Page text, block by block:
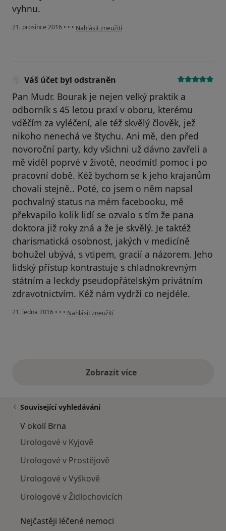
vyhnu.
21. prosince 2016 • • • podle názoru uživatele Pacient
Nahlásit zneužití
Váš účet byl odstraněn
Pan Mudr. Bourak je nejen velký praktik a
odborník s 45 letou praxí v oboru, kterému
vděčím za vyléčení, ale též skvělý člověk, jež
nikoho nenechá ve štychu. Ani mě, den před
novoroční party, kdy všichni už dávno zavřeli a
mě viděl poprvé v životě, neodmítl pomoc i po
pracovní době. Kéž bychom se k jeho krajanům
chovali stejně.. Poté, co jsem o něm napsal
pochvalný status na mém facebooku, mě
překvapilo kolik lidí se ozvalo s tím že pana
doktora již roky zná a že je skvělý. Je taktéž
charismatická osobnost, jakých v medicíně
bohužel ubývá, s vtipem, gracií a názorem. Jeho
lidský přístup kontrastuje s chladnokrevným
státním a leckdy pseudopřátelským privátním
zdravotnictvím. Kéž nám vydrží co nejdéle.
21. ledna 2016 • • • podle názoru uživatele Váš účet byl odstraněn
Nahlásit zneužití
Zobrazit vícevýše uvedené názory
Související vyhledávání
V okolí Brna
Urologové v Kyjově
Urologové v Prostějově
Urologové v Vyškově
Urologové v Židlochovicích
Nejčastěji léčené nemoci